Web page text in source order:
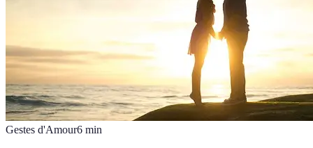
Gestes d'Amour6 min